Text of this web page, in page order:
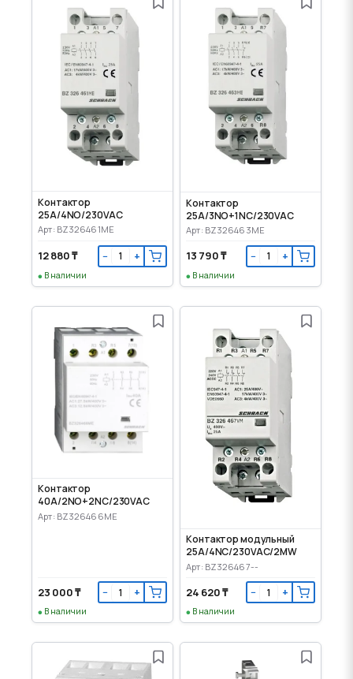
Контактор
25A/4NO/230VAC
Арт: BZ326461ME
12 880 ₸ − +
В наличии
Контактор
25A/3NO+1NC/230VAC
Арт: BZ326463ME
13 790 ₸ − +
В наличии
Контактор
40A/2NO+2NC/230VAC
Арт: BZ326466ME
23 000 ₸ − +
В наличии
Контактор модульный
25A/4NC/230VAC/2MW
Арт: BZ326467--
24 620 ₸ − +
В наличии